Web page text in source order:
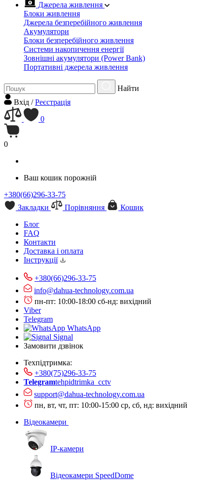
Джерела живлення
Блоки живлення
Джерела безперебійного живлення
Акумулятори
Блоки безперебійного живлення
Системи накопичення енергії
Зовнішні акумулятори (Power Bank)
Портативні джерела живлення
Найти
Вхiд /Реєстрація
0
0
Ваш кошик порожній
+380(66)296-33-75
Закладки
Порівняння
Кошик
Блог
FAQ
Контакти
Доставка і оплата
Інструкції
+380(66)296-33-75
info@dahua-technology.com.ua
пн-пт: 10:00-18:00 сб-нд: вихідний
Viber
Telegram
WhatsApp
Signal
Замовити дзвінок
Техпідтримка:
+380(75)296-33-75
Telegramtehpidtrimka_cctv
support@dahua-technology.com.ua
пн, вт, чт, пт: 10:00-15:00 ср, сб, нд: вихідний
Відеокамери
IP-камери
Відеокамери SpeedDome